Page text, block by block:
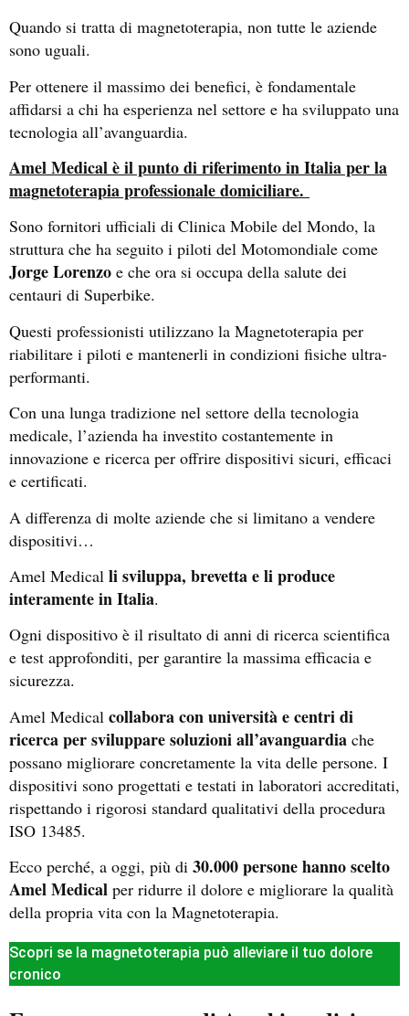
Quando si tratta di magnetoterapia, non tutte le aziende
sono uguali.
Per ottenere il massimo dei benefici, è fondamentale
affidarsi a chi ha esperienza nel settore e ha sviluppato una
tecnologia all’avanguardia.
Amel Medical è il punto di riferimento in Italia per la
magnetoterapia professionale domiciliare.
Sono fornitori ufficiali di Clinica Mobile del Mondo, la
struttura che ha seguito i piloti del Motomondiale come
Jorge Lorenzo e che ora si occupa della salute dei
centauri di Superbike.
Questi professionisti utilizzano la Magnetoterapia per
riabilitare i piloti e mantenerli in condizioni fisiche ultra-
performanti.
Con una lunga tradizione nel settore della tecnologia
medicale, l’azienda ha investito costantemente in
innovazione e ricerca per offrire dispositivi sicuri, efficaci
e certificati.
A differenza di molte aziende che si limitano a vendere
dispositivi…
Amel Medical li sviluppa, brevetta e li produce
interamente in Italia.
Ogni dispositivo è il risultato di anni di ricerca scientifica
e test approfonditi, per garantire la massima efficacia e
sicurezza.
Amel Medical collabora con università e centri di
ricerca per sviluppare soluzioni all’avanguardia che
possano migliorare concretamente la vita delle persone. I
dispositivi sono progettati e testati in laboratori accreditati,
rispettando i rigorosi standard qualitativi della procedura
ISO 13485.
Ecco perché, a oggi, più di 30.000 persone hanno scelto
Amel Medical per ridurre il dolore e migliorare la qualità
della propria vita con la Magnetoterapia.
Scopri se la magnetoterapia può alleviare il tuo dolore
cronico